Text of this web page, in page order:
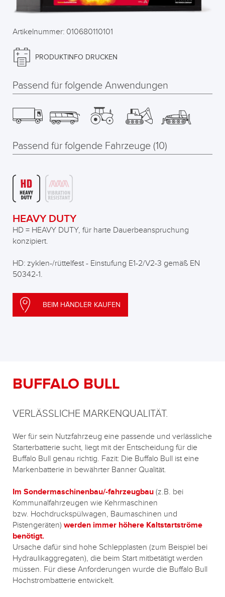
Artikelnummer: 010680110101
PRODUKTINFO DRUCKEN
Passend für folgende Anwendungen
Passend für folgende Fahrzeuge (10)
HEAVY DUTY
HD = HEAVY DUTY, für harte Dauerbeanspruchung
konzipiert.
HD: zyklen-/rüttelfest - Einstufung E1-2/V2-3 gemäß EN
50342-1.
BEIM HÄNDLER KAUFEN
BUFFALO BULL
VERLÄSSLICHE MARKENQUALITÄT.
Wer für sein Nutzfahrzeug eine passende und verlässliche
Starterbatterie sucht, liegt mit der Entscheidung für die
Buffalo Bull genau richtig. Fazit: Die Buffalo Bull ist eine
Markenbatterie in bewährter Banner Qualität.
Im Sondermaschinenbau/-fahrzeugbau (z.B. bei
Kommunalfahrzeugen wie Kehrmaschinen
bzw. Hochdruckspülwagen, Baumaschinen und
Pistengeräten) werden immer höhere Kaltstartströme
benötigt.
Ursache dafür sind hohe Schlepplasten (zum Beispiel bei
Hydraulikaggregaten), die beim Start mitbetätigt werden
müssen. Für diese Anforderungen wurde die Buffalo Bull
Hochstrombatterie entwickelt.